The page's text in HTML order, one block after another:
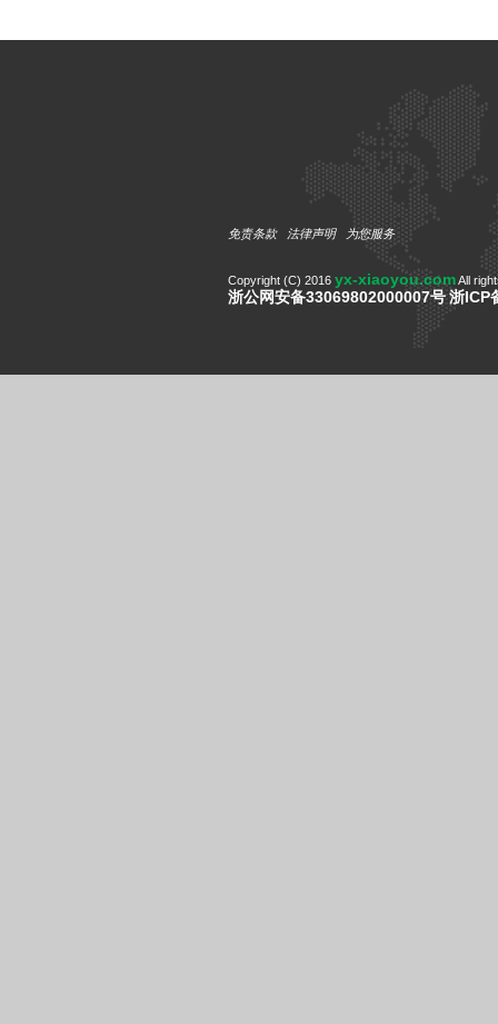
免责条款 法律声明 为您服务
Copyright (C) 2016 yx-xiaoyou.comAll
浙公网安备33069802000007号浙ICP